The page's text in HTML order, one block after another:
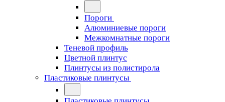
Пороги
Алюминиевые пороги
Межкомнатные пороги
Теневой профиль
Цветной плинтус
Плинтусы из полистирола
Пластиковые плинтусы